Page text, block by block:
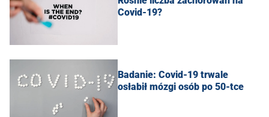
Covid-19?
Badanie: Covid-19 trwale
osłabił mózgi osób po 50-tce